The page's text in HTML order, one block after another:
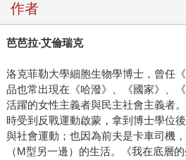
作者
芭芭拉‧艾倫瑞克
洛克菲勒大學細胞生物學博士，曾任
品也常出現在《哈潑》、《國家》、
活躍的女性主義者與民主社會主義者
時受到反戰運動啟蒙，拿到博士學位
與社會運動；也因為前夫是卡車司機
（M型另一邊）的生活。《我在底層